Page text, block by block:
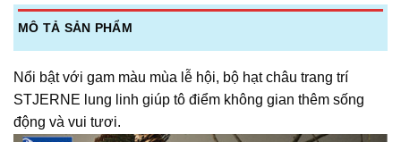
MÔ TẢ SẢN PHẨM
Nổi bật với gam màu mùa lễ hội, bộ hạt châu trang trí
STJERNE lung linh giúp tô điểm không gian thêm sống
động và vui tươi.